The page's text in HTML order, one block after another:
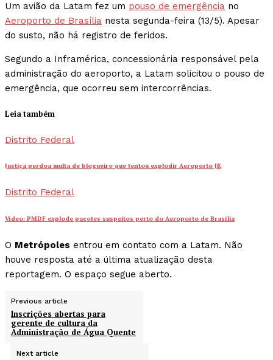
Um avião da Latam fez um pouso de emergência no
Aeroporto de Brasília nesta segunda-feira (13/5). Apesar
do susto, não há registro de feridos.
Segundo a Inframérica, concessionária responsável pela
administração do aeroporto, a Latam solicitou o pouso de
emergência, que ocorreu sem intercorrências.
Leia também
Distrito Federal
Justiça perdoa multa de blogueiro que tentou explodir Aeroporto JK
Distrito Federal
Vídeo: PMDF explode pacotes suspeitos perto do Aeroporto de Brasília
O Metrópoles entrou em contato com a Latam. Não
houve resposta até a última atualização desta
reportagem. O espaço segue aberto.
Previous article
Inscrições abertas para
gerente de cultura da
Administração de Água Quente
Next article